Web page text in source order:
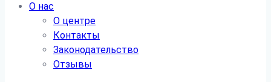
О нас
О центре
Контакты
Законодательство
Отзывы